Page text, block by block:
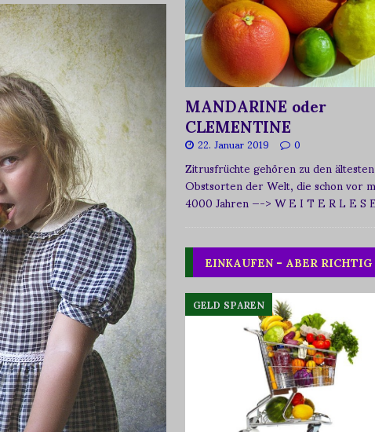
MANDARINE oder
CLEMENTINE
22. Januar 2019 0
Zitrusfrüchte gehören zu den ältesten
Obstsorten der Welt, die schon vor
4000 Jahren—-> W E I T E R L E S
EINKAUFEN – ABER RICHTIG
GELD SPAREN